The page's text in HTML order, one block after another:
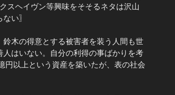
スヘイヴン等興味をそそるネタは沢山
い〗
木の得意とする被害者を装う人間も世
はいない。自分の利得の事ばかりを考
円以上という資産を築いたが、表の社会